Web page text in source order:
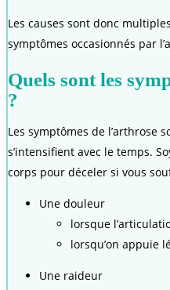
Les causes sont donc
symptômes occasionnés par
Quels sont les
?
Les symptômes de l’arthrose
s’intensifient avec le temps.
corps pour déceler si vous
Une douleur
lorsque
lorsqu’on appuie
Une raideur